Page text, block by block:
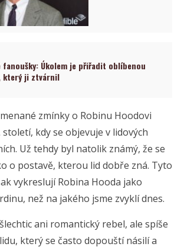
Úkolem je přiřadit oblíbenou
který ji ztvárnil
zmínky o Robinu Hoodovi
století, kdy se objevuje v lidových
Už tehdy byl natolik známý, že se
o postavě, kterou lid dobře zná. Tyto
vykreslují Robina Hooda jako
než na jakého jsme zvyklí dnes.
ani romantický rebel, ale spíše
který se často dopouští násilí a